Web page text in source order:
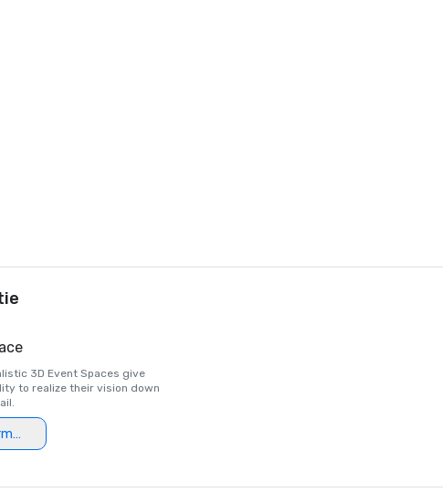
3D Event Spaces give
to realize their vision down